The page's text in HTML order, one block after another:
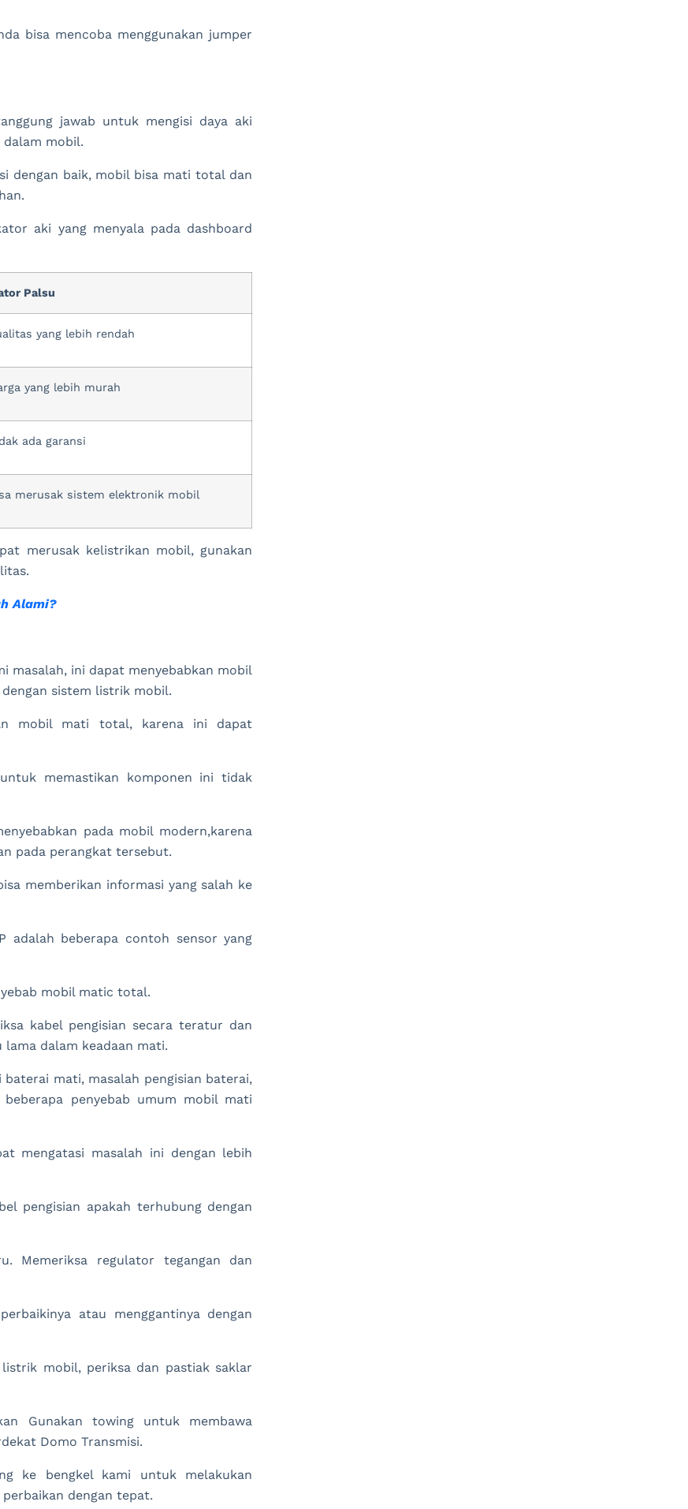
bisa mencoba menggunakan jumper
jawab untuk mengisi daya aki
mobil.
dengan baik, mobil bisa mati total dan
aki yang menyala pada dashboard
Palsu
yang lebih rendah
yang lebih murah
ada garansi
merusak sistem elektronik mobil
merusak kelistrikan mobil, gunakan
Alami?
masalah, ini dapat menyebabkan mobil
sistem listrik mobil.
mobil mati total, karena ini dapat
memastikan komponen ini tidak
pada mobil modern,karena
pada perangkat tersebut.
memberikan informasi yang salah ke
adalah beberapa contoh sensor yang
mobil matic total.
kabel pengisian secara teratur dan
dalam keadaan mati.
mati, masalah pengisian baterai,
penyebab umum mobil mati
mengatasi masalah ini dengan lebih
pengisian apakah terhubung dengan
Memeriksa regulator tegangan dan
atau menggantinya dengan
mobil, periksa dan pastiak saklar
Gunakan towing untuk membawa
Domo Transmisi.
ke bengkel kami untuk melakukan
dengan tepat.